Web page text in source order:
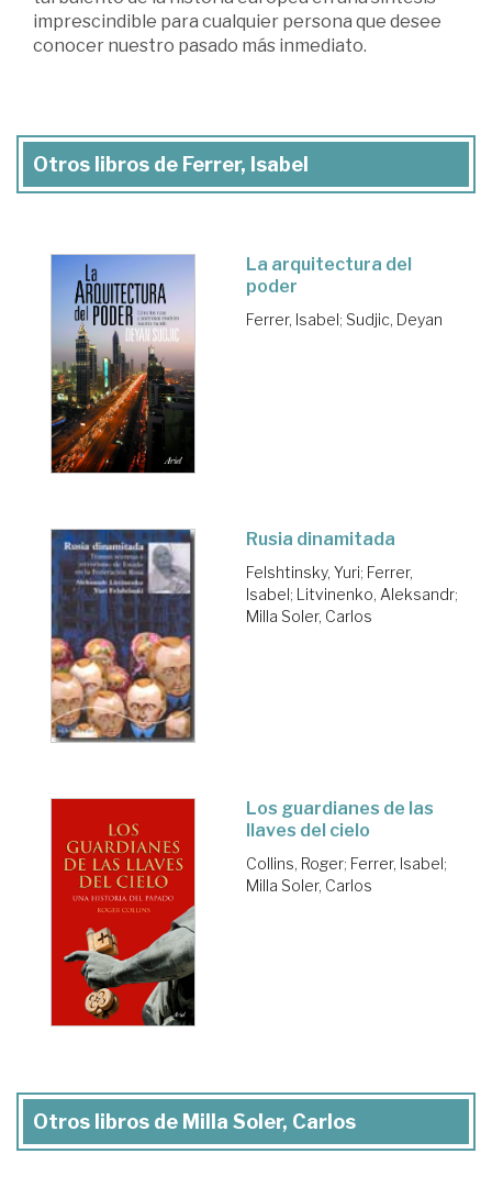
imprescindible para cualquier persona que desee
conocer nuestro pasado más inmediato.
Otros libros de Ferrer, Isabel
La arquitectura del
poder
Ferrer, Isabel; Sudjic, Deyan
Rusia dinamitada
Felshtinsky, Yuri; Ferrer,
Isabel; Litvinenko, Aleksandr;
Milla Soler, Carlos
Los guardianes de las
llaves del cielo
Collins, Roger; Ferrer, Isabel ;
Milla Soler, Carlos
Otros libros de Milla Soler, Carlos